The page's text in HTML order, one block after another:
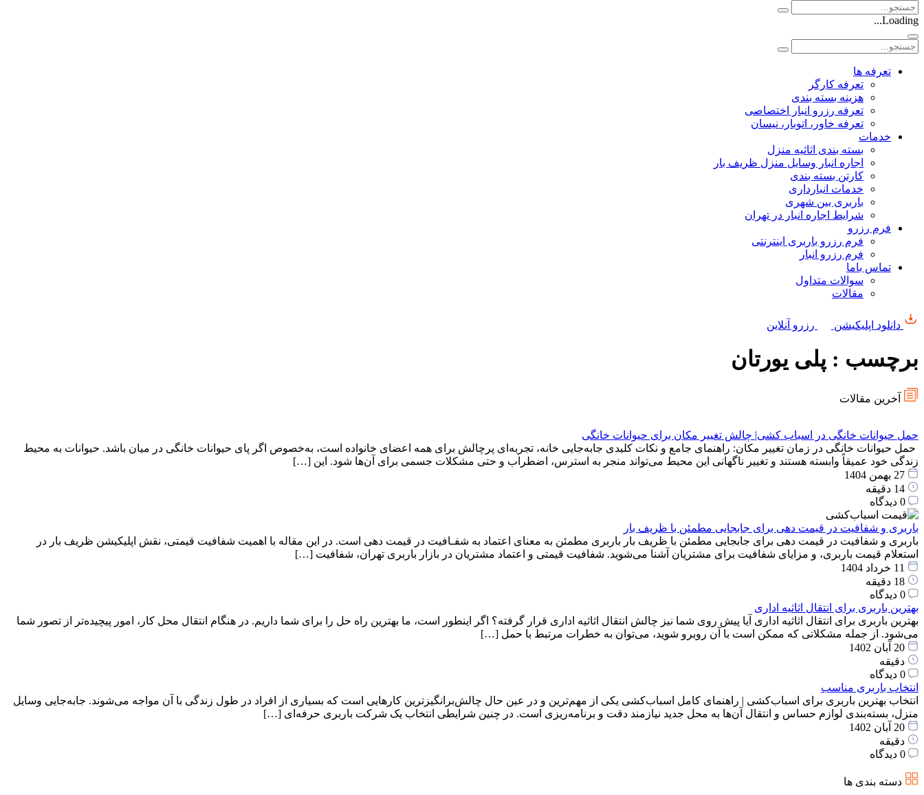
Loading...
تعرفه ها
تعرفه کارگر
هزینه بسته بندی
تعرفه رزرو انبار اختصاصی
تعرفه خاور، اتوبار، نیسان
خدمات
بسته بندی اثاثیه منزل
اجاره انبار وسایل منزل ظریف بار
کارتن بسته بندی
خدمات انبارداری
باربری بین شهری
شرایط اجاره انبار در تهران
فرم رزرو
فرم رزرو باربری اینترنتی
فرم رزرو انبار
تماس باما
سوالات متداول
مقالات
دانلود اپلیکیشن رزرو آنلاین
برچسب : پلی یورتان
آخرین مقالات
حمل حیوانات خانگی در اسباب کشی| چالش تغییر مکان برای حیوانات خانگی
حمل حیوانات خانگی در زمان تغییر مکان: راهنمای جامع و نکات کلیدی جابه‌جایی خانه، تجربه‌ای پرچالش برای همه اعضای خانواده است، به‌خصوص اگر پای حیوانات خانگی در میان باشد. حیوانات به محیط
زندگی خود عمیقاً وابسته هستند و تغییر ناگهانی این محیط می‌تواند منجر به استرس، اضطراب و حتی مشکلات جسمی برای آن‌ها شود. این […]
27 بهمن 1404
14 دقیقه
0 دیدگاه
باربری و شفافیت در قیمت دهی برای جابجایی مطمئن با ظریف بار
باربری و شفافیت در قیمت دهی برای جابجایی مطمئن با ظریف بار باربری مطمئن به معنای اعتماد به شفـافیت در قیمت دهی است. در این مقاله با اهمیت شفافیت قیمتی، نقش اپلیکیشن ظریف بار در
استعلام قیمت باربری، و مزایای شفافیت برای مشتریان آشنا می‌شوید. شفافیت قیمتی و اعتماد مشتریان در بازار باربری تهران، شفافیت […]
11 خرداد 1404
18 دقیقه
0 دیدگاه
بهترین باربری برای انتقال اثاثیه اداری
بهترین باربری برای انتقال اثاثیه اداری آیا پیش روی شما نیز چالش انتقال اثاثیه اداری قرار گرفته؟ اگر اینطور است، ما بهترین راه حل را برای شما داریم. در هنگام انتقال محل کار، امور پیچیده‌تر از تصور شما
می‌شود. از جمله مشکلاتی که ممکن است با آن روبرو شوید، می‌توان به خطرات مرتبط با حمل […]
20 آبان 1402
دقیقه
0 دیدگاه
انتخاب باربری مناسب
انتخاب بهترین باربری برای اسباب‌کشی | راهنمای کامل اسباب‌کشی یکی از مهم‌ترین و در عین حال چالش‌برانگیزترین کارهایی است که بسیاری از افراد در طول زندگی با آن مواجه می‌شوند. جابه‌جایی وسایل
منزل، بسته‌بندی لوازم حساس و انتقال آن‌ها به محل جدید نیازمند دقت و برنامه‌ریزی است. در چنین شرایطی انتخاب یک شرکت باربری حرفه‌ای […]
20 آبان 1402
دقیقه
0 دیدگاه
دسته بندی ها